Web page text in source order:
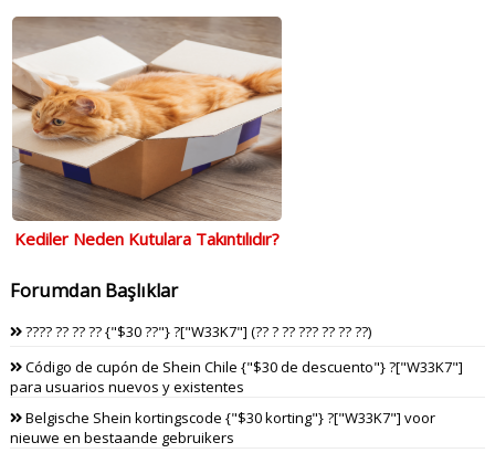
Kediler Neden Kutulara Takıntılıdır?
Forumdan Başlıklar
???? ?? ?? ?? {"$30 ??"} ?["W33K7"] (?? ? ?? ??? ?? ?? ??)
Código de cupón de Shein Chile {"$30 de descuento"} ?["W33K7"]
para usuarios nuevos y existentes
Belgische Shein kortingscode {"$30 korting"} ?["W33K7"] voor
nieuwe en bestaande gebruikers